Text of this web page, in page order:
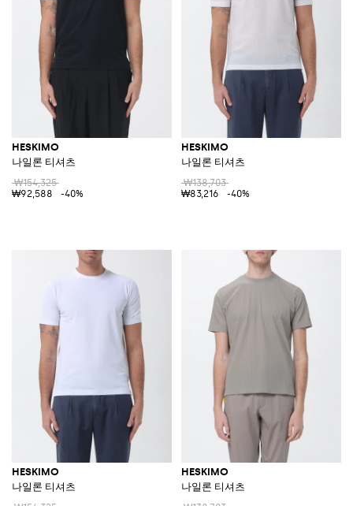
HESKIMO
나일론 티셔츠
₩154,325
₩92,588
-40%
HESKIMO
나일론 티셔츠
₩138,703
₩83,216
-40%
HESKIMO
나일론 티셔츠
HESKIMO
나일론 티셔츠